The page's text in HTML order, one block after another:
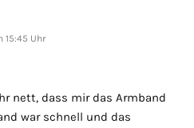
15:45 Uhr
nett, dass mir das Armband
war schnell und das